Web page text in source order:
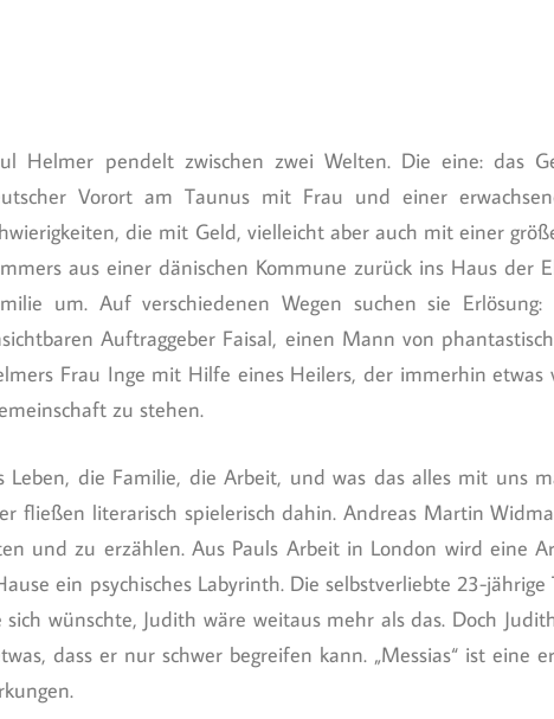
Helmer pendelt zwischen zwei Welten. Die eine: das
Vorort am Taunus mit Frau und einer
die mit Geld, vielleicht aber auch mit einer
aus einer dänischen Kommune zurück ins Haus
um. Auf verschiedenen Wegen suchen sie
Auftraggeber Faisal, einen Mann von
Frau Inge mit Hilfe eines Heilers, der immerhin
zu stehen.
Leben, die Familie, die Arbeit, und was das alles mit uns
fließen literarisch spielerisch dahin. Andreas Martin
und zu erzählen. Aus Pauls Arbeit in London wird eine
ein psychisches Labyrinth. Die selbstverliebte 23-
sich wünschte, Judith wäre weitaus mehr als das. Doch
dass er nur schwer begreifen kann. „Messias“ ist eine